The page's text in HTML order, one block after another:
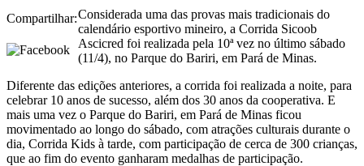
Compartilhar:Considerada uma das provas mais tradicionais do
calendário esportivo mineiro, a Corrida Sicoob
Ascicred foi realizada pela 10ª vez no último sábado
(11/4), no Parque do Bariri, em Pará de Minas.
Diferente das edições anteriores, a corrida foi realizada a noite, para
celebrar 10 anos de sucesso, além dos 30 anos da cooperativa. E
mais uma vez o Parque do Bariri, em Pará de Minas ficou
movimentado ao longo do sábado, com atrações culturais durante o
dia, Corrida Kids à tarde, com participação de cerca de 300 crianças,
que ao fim do evento ganharam medalhas de participação.